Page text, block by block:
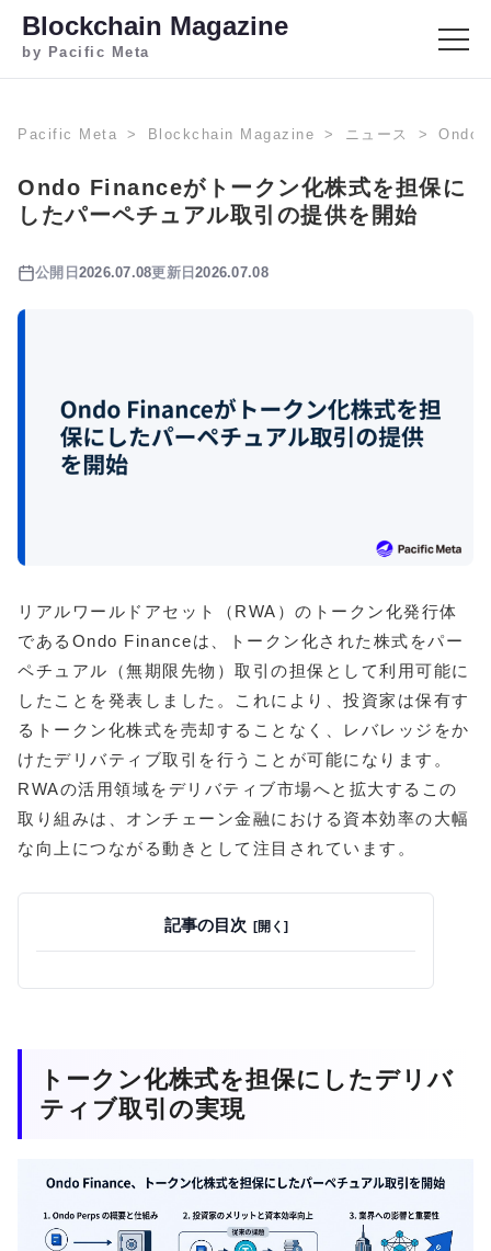
Blockchain Magazine
by Pacific Meta
Pacific Meta Blockchain Magazine ニュース Ondo
Ondo Financeがトークン化株式を担保に
したパーペチュアル取引の提供を開始
公開日 2026.07.08更新日2026.07.08
リアルワールドアセット（RWA）のトークン化発行体
であるOndo Financeは、トークン化された株式をパー
ペチュアル（無期限先物）取引の担保として利用可能に
したことを発表しました。これにより、投資家は保有す
るトークン化株式を売却することなく、レバレッジをか
けたデリバティブ取引を行うことが可能になります。
RWAの活用領域をデリバティブ市場へと拡大するこの
取り組みは、オンチェーン金融における資本効率の大幅
な向上につながる動きとして注目されています。
記事の目次
トークン化株式を担保にしたデリバ
ティブ取引の実現